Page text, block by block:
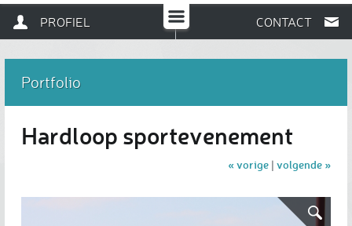
PROFIEL CONTACT
Portfolio
Hardloop sportevenement
« vorige| volgende »